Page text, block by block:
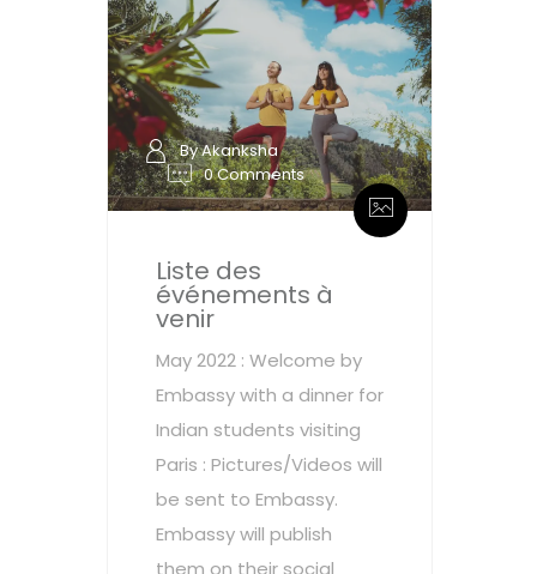
By Akanksha
0 Comments
Liste des
événements à
venir
May 2022 : Welcome by
Embassy with a dinner for
Indian students visiting
Paris : Pictures/Videos will
be sent to Embassy.
Embassy will publish
them on their social